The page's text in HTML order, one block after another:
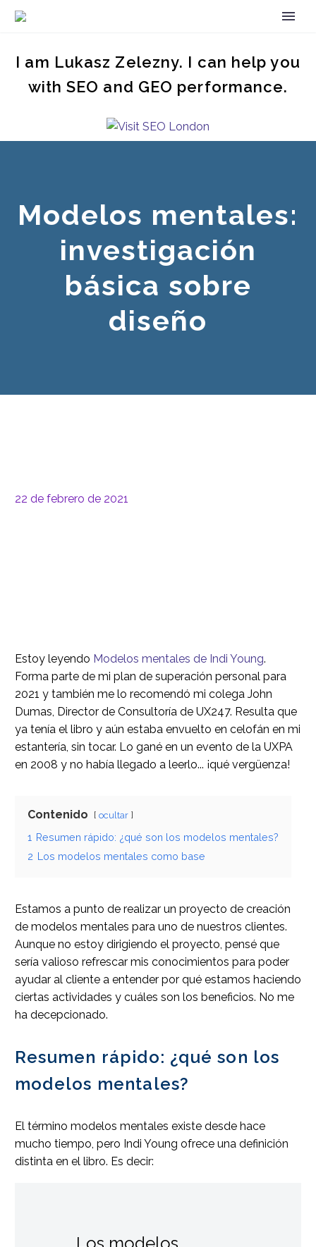
I am Lukasz Zelezny. I can help you
with SEO and GEO performance.
Modelos mentales:
investigación
básica sobre
diseño
22 de febrero de 2021
Estoy leyendo Modelos mentales de Indi Young.
Forma parte de mi plan de superación personal para
2021 y también me lo recomendó mi colega John
Dumas, Director de Consultoría de UX247. Resulta que
ya tenía el libro y aún estaba envuelto en celofán en mi
estantería, sin tocar. Lo gané en un evento de la UXPA
en 2008 y no había llegado a leerlo... ¡qué vergüenza!
Contenido ocultar
1 Resumen rápido: ¿qué son los modelos mentales?
2 Los modelos mentales como base
Estamos a punto de realizar un proyecto de creación
de modelos mentales para uno de nuestros clientes.
Aunque no estoy dirigiendo el proyecto, pensé que
sería valioso refrescar mis conocimientos para poder
ayudar al cliente a entender por qué estamos haciendo
ciertas actividades y cuáles son los beneficios. No me
ha decepcionado.
Resumen rápido: ¿qué son los
modelos mentales?
El término modelos mentales existe desde hace
mucho tiempo, pero Indi Young ofrece una definición
distinta en el libro. Es decir: